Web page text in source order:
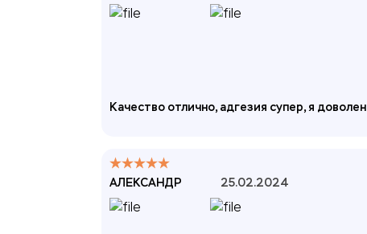
Качество отлично, адгезия супер, я доволен
АЛЕКСАНДР 25.02.2024